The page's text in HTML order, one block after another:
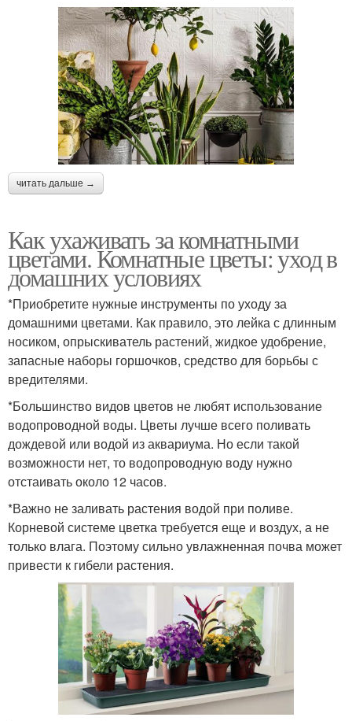
читать дальше →
Как ухаживать за комнатными
цветами. Комнатные цветы: уход в
домашних условиях
*Приобретите нужные инструменты по уходу за
домашними цветами. Как правило, это лейка с длинным
носиком, опрыскиватель растений, жидкое удобрение,
запасные наборы горшочков, средство для борьбы с
вредителями.
*Большинство видов цветов не любят использование
водопроводной воды. Цветы лучше всего поливать
дождевой или водой из аквариума. Но если такой
возможности нет, то водопроводную воду нужно
отстаивать около 12 часов.
*Важно не заливать растения водой при поливе.
Корневой системе цветка требуется еще и воздух, а не
только влага. Поэтому сильно увлажненная почва может
привести к гибели растения.